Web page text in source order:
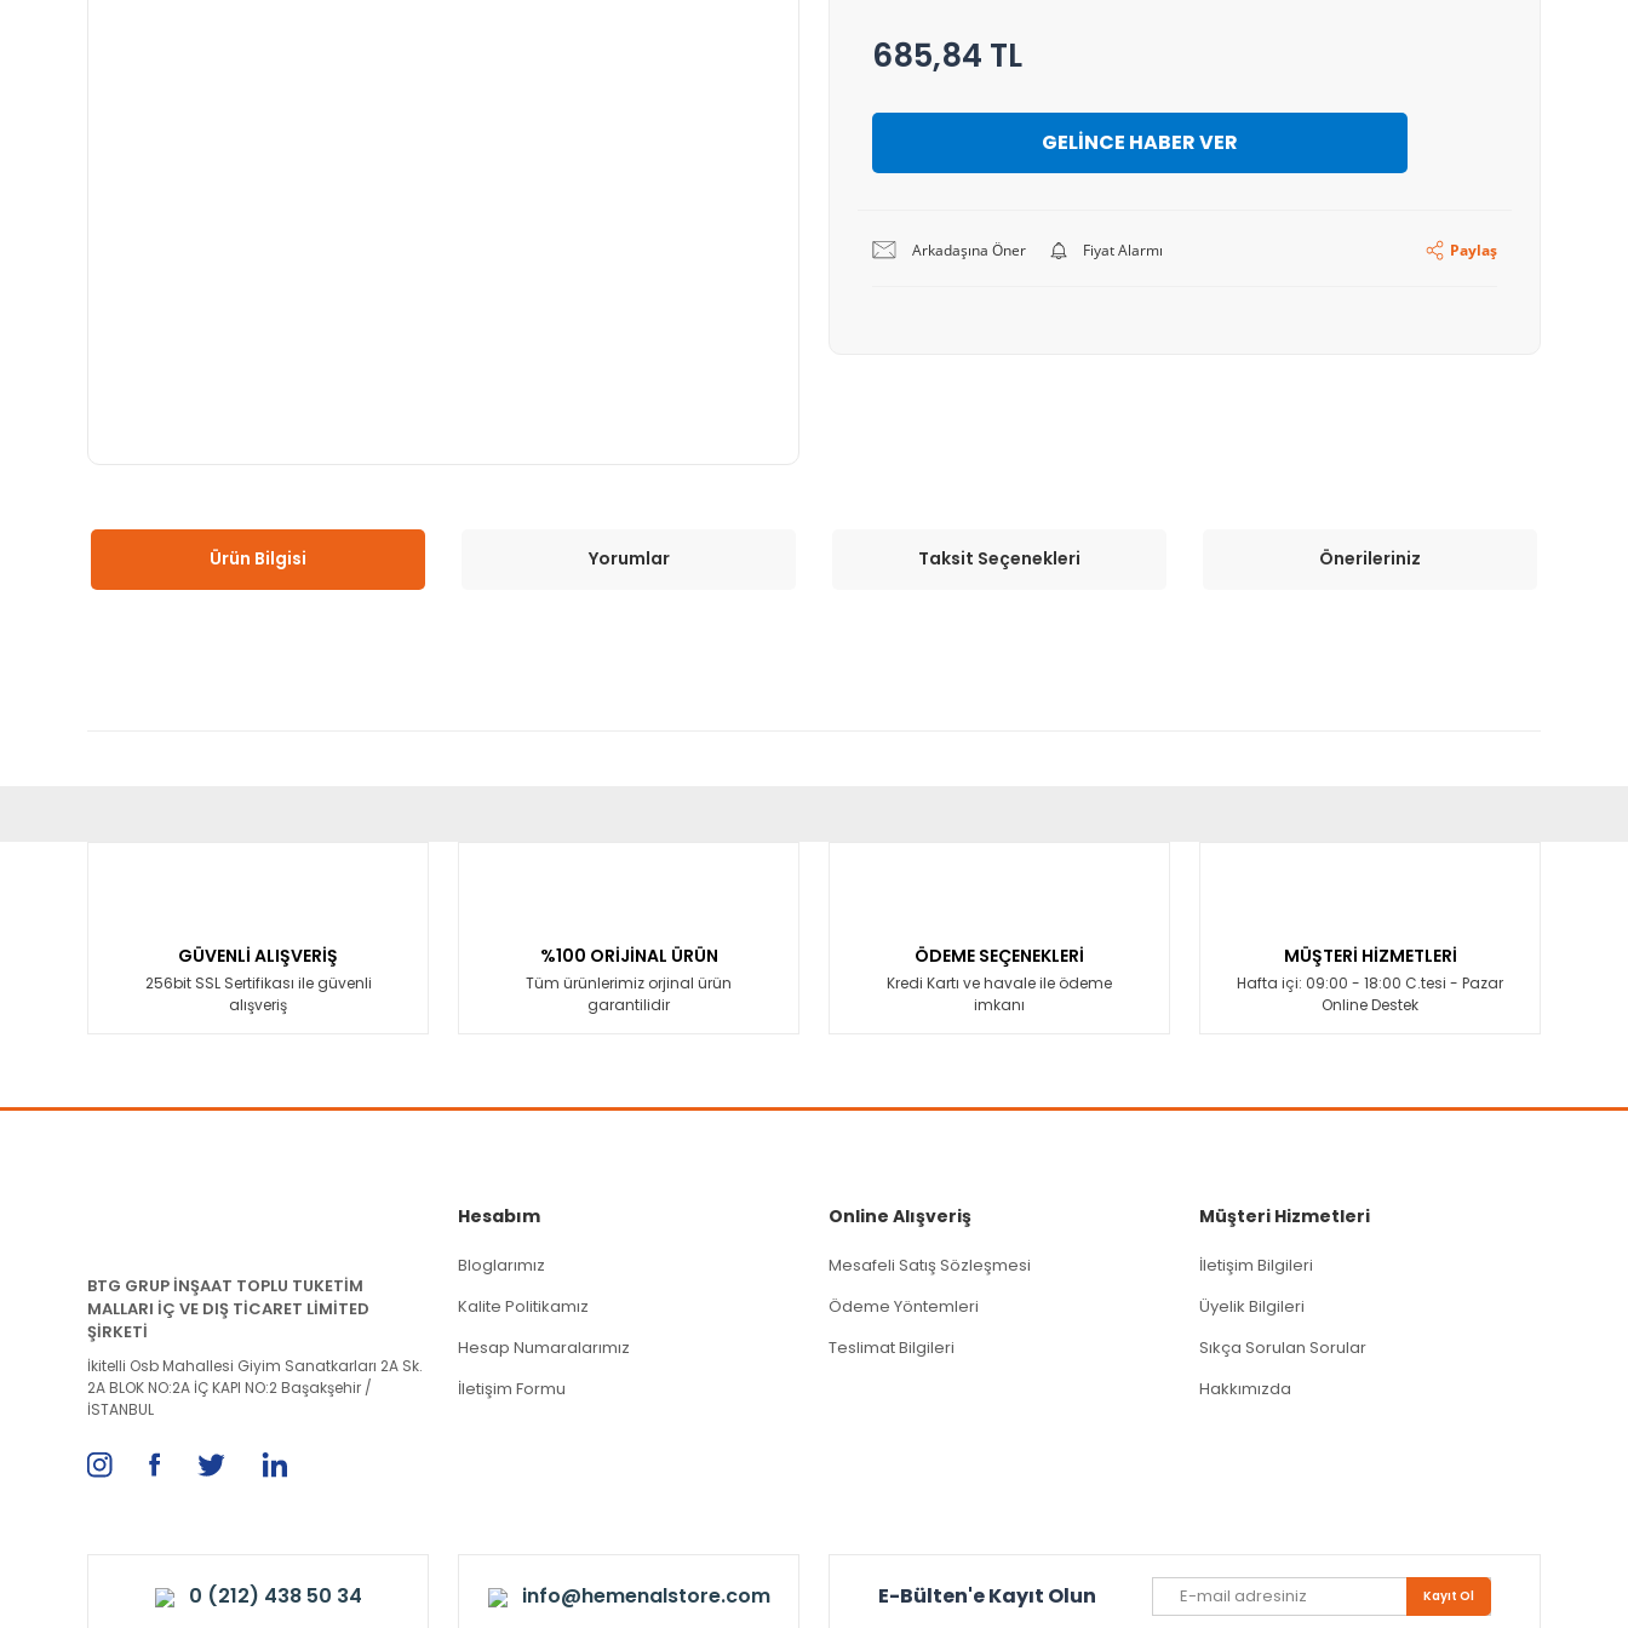
685,84 TL
GELİNCE HABER VER
Arkadaşına Öner Fiyat Alarmı Paylaş
Ürün Bilgisi Yorumlar Taksit Seçenekleri Önerileriniz
Ürün bilgilerinde hatalar bulunuyor.
Ürün fiyatı diğer sitelerden daha pahalı.
GÜVENLİ ALIŞVERİŞ
256bit SSL Sertifikası ile güvenli
alışveriş
%100 ORİJİNAL ÜRÜN
Tüm ürünlerimiz orjinal ürün
garantilidir
ÖDEME SEÇENEKLERİ
Kredi Kartı ve havale ile ödeme
imkanı
MÜŞTERİ HİZMETLERİ
Hafta içi: 09:00 - 18:00 C.tesi - Pazar
Online Destek
BTG GRUP İNŞAAT TOPLU TUKETİM
MALLARI İÇ VE DIŞ TİCARET LİMİTED
ŞİRKETİ
İkitelli Osb Mahallesi Giyim Sanatkarları 2A Sk.
2A BLOK NO:2A İÇ KAPI NO:2 Başakşehir /
İSTANBUL
Hesabım
Bloglarımız
Kalite Politikamız
Hesap Numaralarımız
İletişim Formu
Online Alışveriş
Mesafeli Satış Sözleşmesi
Ödeme Yöntemleri
Teslimat Bilgileri
Müşteri Hizmetleri
İletişim Bilgileri
Üyelik Bilgileri
Sıkça Sorulan Sorular
Hakkımızda
0 (212) 438 50 34 info@hemenalstore.com E-Bülten'e Kayıt Olun Kayıt Ol